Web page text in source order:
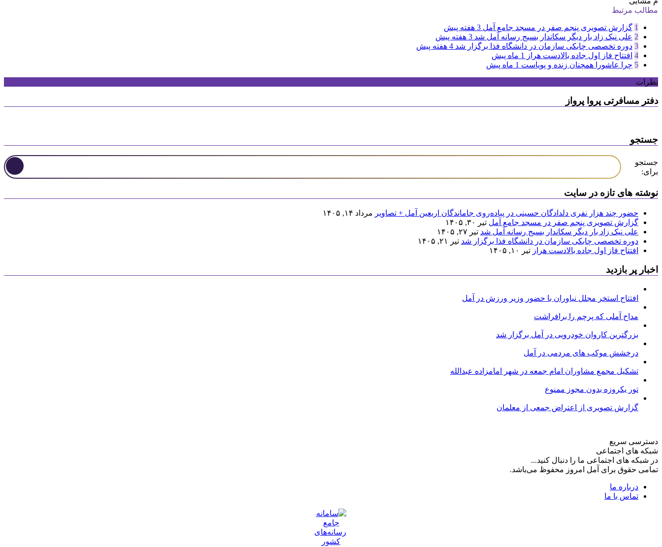
مطالب مرتبط
1 گزارش تصویری پنجم صفر در مسجد جامع آمل 3 هفته پیش
2 علی نیک زاد بار دیگر سکاندار بسیج رسانه آمل شد 3 هفته پیش
3 دوره تخصصی چابکی سازمان در دانشگاه فذا برگزار شد 4 هفته پیش
4 افتتاح فاز اول جاده بالادست هراز
1 ماه پیش
5 چرا عاشورا همچنان زنده و پویاست 1 ماه پیش
نظرات
دفتر مسافرتی پروا پرواز
جستجو
جستجو
برای:
نوشته های تازه در سایت
حضور چند هزار نفری دلدادگان حسینی در پیاده‌روی جاماندگان اربعین آمل + تصاویر مرداد ۱۴, ۱۴۰۵
گزارش تصویری پنجم صفر در مسجد جامع آمل تیر ۳۰, ۱۴۰۵
علی نیک زاد بار دیگر سکاندار بسیج رسانه آمل شد تیر ۲۷, ۱۴۰۵
دوره تخصصی چابکی سازمان در دانشگاه فذا برگزار شد تیر ۲۱, ۱۴۰۵
افتتاح فاز اول جاده بالادست هراز تیر ۱۰, ۱۴۰۵
اخبار پر بازدید
افتتاح استخر مجلل نیاوران با حضور وزیر ورزش در آمل
مداح آملی که پرچم را برافراشت
بزرگترین کاروان خودرویی در آمل برگزار شد
درخشش موکب های مردمی در آمل
تشکیل مجمع مشاوران امام جمعه در شهر امامزاده عبدالله
تور یکروزه بدون مجوز ممنوع
گزارش تصویری از اعتراض جمعی از معلمان
دسترسی سریع
شبکه های اجتماعی
در شبکه های اجتماعی ما را دنبال کنید...
تمامی حقوق برای آمل امروز محفوظ می‌باشد.
درباره ما
تماس با ما